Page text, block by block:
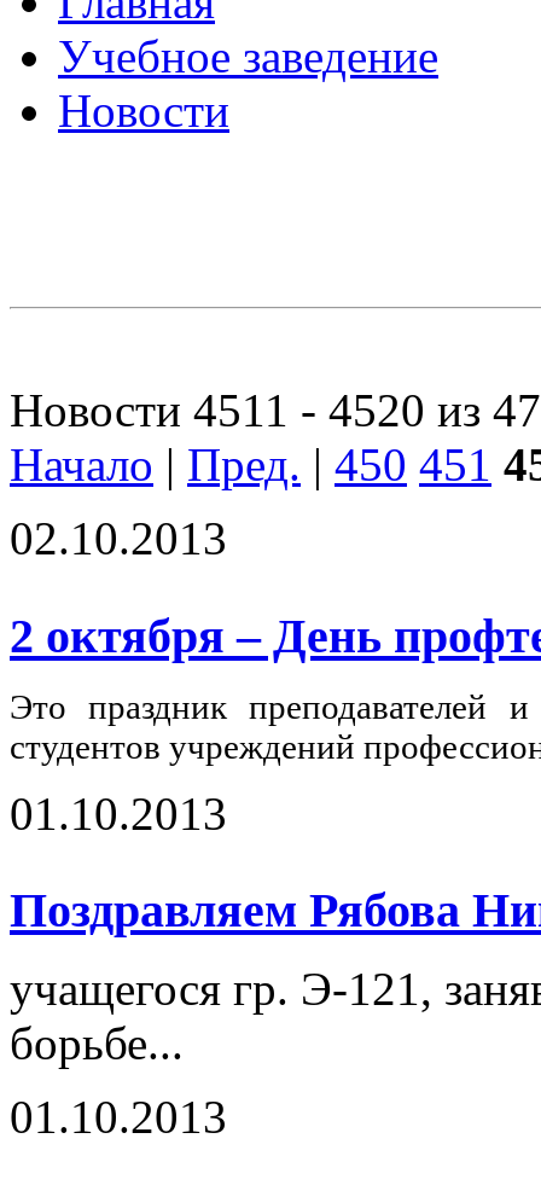
Учебное заведение
Новости
Новости 4511 - 4520 из
Начало | Пред. | 450 451
02.10.2013
2 октября – День
Это праздник преподавателей
студентов учреждений
01.10.2013
Поздравляем Рябова
учащегося гр. Э-121,
борьбе...
01.10.2013